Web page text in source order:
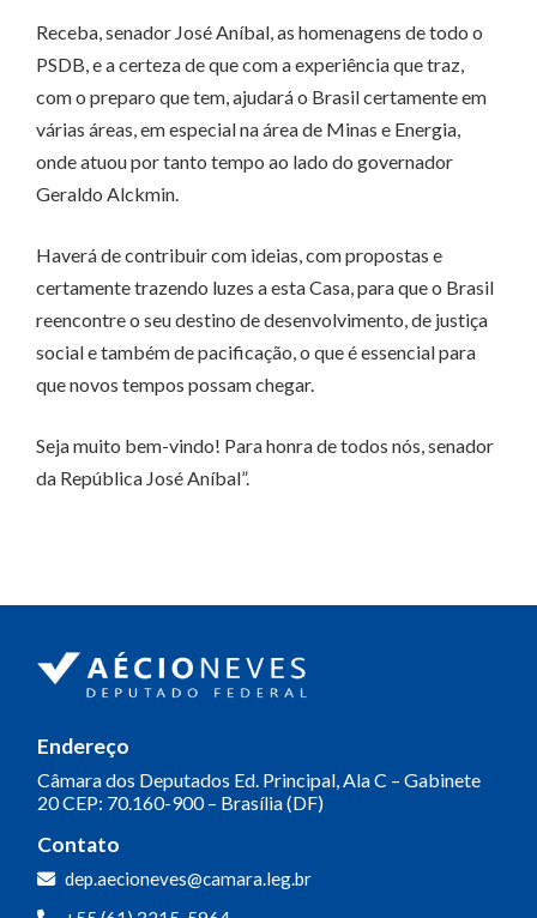
Receba, senador José Aníbal, as homenagens de todo o
PSDB, e a certeza de que com a experiência que traz,
com o preparo que tem, ajudará o Brasil certamente em
várias áreas, em especial na área de Minas e Energia,
onde atuou por tanto tempo ao lado do governador
Geraldo Alckmin.
Haverá de contribuir com ideias, com propostas e
certamente trazendo luzes a esta Casa, para que o Brasil
reencontre o seu destino de desenvolvimento, de justiça
social e também de pacificação, o que é essencial para
que novos tempos possam chegar.
Seja muito bem-vindo! Para honra de todos nós, senador
da República José Aníbal”.
Endereço
Câmara dos Deputados Ed. Principal, Ala C – Gabinete
20CEP: 70.160-900 – Brasília (DF)
Contato
dep.aecioneves@camara.leg.br
Olá! Seja bem-vindo(a).